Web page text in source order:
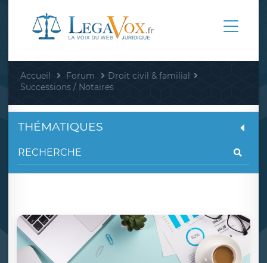
Accueil Forum
Droit civil & familial
Successions / Notaires
THÉMATIQUES